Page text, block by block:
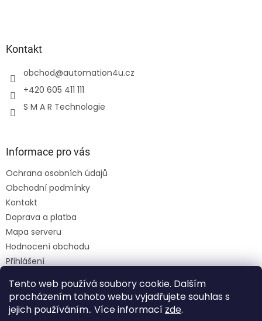
Tento web používá soubory cookie. Dalším
procházením tohoto webu vyjadřujete souhlas s
jejich používáním.. Více informací zde.
Kontakt
obchod@automation4u.cz
+420 605 411 111
S M A R Technologie
Informace pro vás
Ochrana osobních údajů
Obchodní podmínky
Kontakt
Doprava a platba
Mapa serveru
Hodnocení obchodu
Přihlášení
Moje objednávka